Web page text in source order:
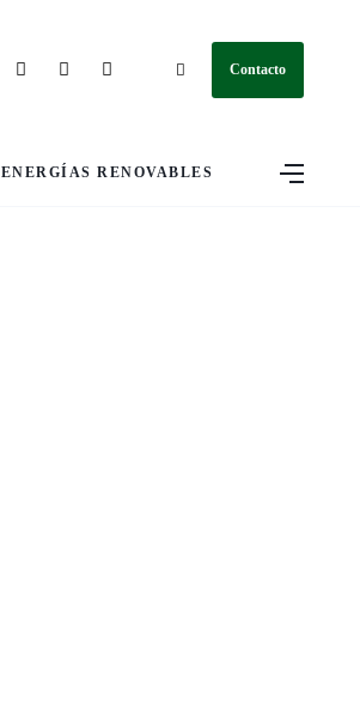
Contacto
ENERGÍAS RENOVABLES